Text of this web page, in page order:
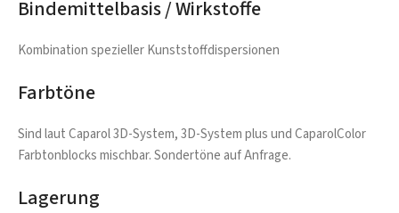
Bindemittelbasis / Wirkstoffe
Kombination spezieller Kunststoffdispersionen
Farbtöne
Sind laut Caparol 3D-System, 3D-System plus und CaparolColor
Farbtonblocks mischbar. Sondertöne auf Anfrage.
Lagerung